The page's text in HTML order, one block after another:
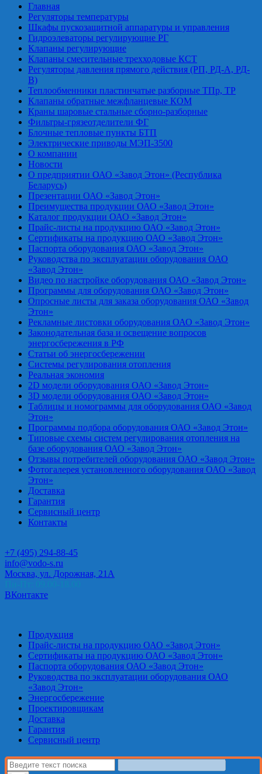
Главная
Регуляторы температуры
Шкафы пускозащитной аппаратуры и управления
Гидроэлеваторы регулирующие РГ
Клапаны регулирующие
Клапаны смесительные трехходовые КСТ
Регуляторы давления прямого действия (РП, РД-А, РД-
В)
Теплообменники пластинчатые разборные ТПр, ТР
Клапаны обратные межфланцевые КОМ
Краны шаровые стальные сборно-разборные
Фильтры-грязеотделители ФГ
Блочные тепловые пункты БТП
Электрические приводы МЭП-3500
О компании
Новости
О предприятии ОАО «Завод Этон» (Республика
Беларусь)
Презентации ОАО «Завод Этон»
Преимущества продукции ОАО «Завод Этон»
Каталог продукции ОАО «Завод Этон»
Прайс-листы на продукцию ОАО «Завод Этон»
Сертификаты на продукцию ОАО «Завод Этон»
Паспорта оборудования ОАО «Завод Этон»
Руководства по эксплуатации оборудования ОАО
«Завод Этон»
Видео по настройке оборудования ОАО «Завод Этон»
Программы для оборудования ОАО «Завод Этон»
Опросные листы для заказа оборудования ОАО «Завод
Этон»
Рекламные листовки оборудования ОАО «Завод Этон»
Законодательная база и освещение вопросов
энергосбережения в РФ
Статьи об энергосбережении
Системы регулирования отопления
Реальная экономия
2D модели оборудования ОАО «Завод Этон»
3D модели оборудования ОАО «Завод Этон»
Таблицы и номограммы для оборудования ОАО «Завод
Этон»
Программы подбора оборудования ОАО «Завод Этон»
Типовые схемы систем регулирования отопления на
базе оборудования ОАО «Завод Этон»
Отзывы потребителей оборудования ОАО «Завод Этон»
Фотогалерея установленного оборудования ОАО «Завод
Этон»
Доставка
Гарантия
Сервисный центр
Контакты
+7 (495) 294-88-45
info@vodo-s.ru
Москва, ул. Дорожная, 21А
ВКонтакте
Продукция
Прайс-листы на продукцию ОАО «Завод Этон»
Сертификаты на продукцию ОАО «Завод Этон»
Паспорта оборудования ОАО «Завод Этон»
Руководства по эксплуатации оборудования ОАО
«Завод Этон»
Энергосбережение
Проектировщикам
Доставка
Гарантия
Сервисный центр